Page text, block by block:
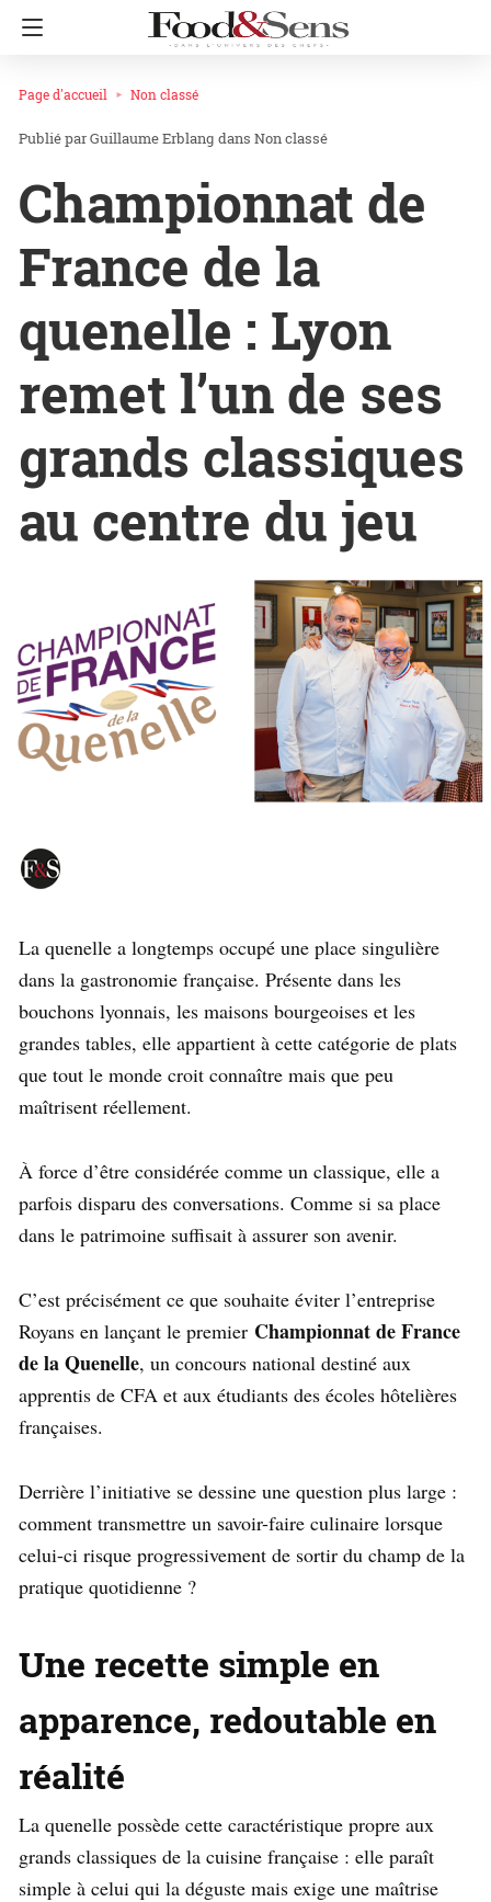
Page d'accueil Non classé
Guillaume Erblang dans Non classé
Championnat de
France de la
quenelle : Lyon
remet l’un de ses
grands classiques
au centre du jeu
La quenelle a longtemps occupé une place singulière
dans la gastronomie française. Présente dans les
bouchons lyonnais, les maisons bourgeoises et les
grandes tables, elle appartient à cette catégorie de plats
que tout le monde croit connaître mais que peu
maîtrisent réellement.
À force d’être considérée comme un classique, elle a
parfois disparu des conversations. Comme si sa place
dans le patrimoine suffisait à assurer son avenir.
C’est précisément ce que souhaite éviter l’entreprise
Royans en lançant le premier Championnat de France
de la Quenelle, un concours national destiné aux
apprentis de CFA et aux étudiants des écoles hôtelières
françaises.
Derrière l’initiative se dessine une question plus large :
comment transmettre un savoir-faire culinaire lorsque
celui-ci risque progressivement de sortir du champ de la
pratique quotidienne ?
Une recette simple en
apparence, redoutable en
réalité
La quenelle possède cette caractéristique propre aux
grands classiques de la cuisine française : elle paraît
simple à celui qui la déguste mais exige une maîtrise